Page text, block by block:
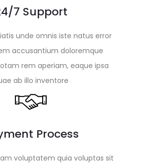
7 Support
unde omnis iste natus error
accusantium doloremque
rem aperiam, eaque ipsa
ab illo inventore
Process
voluptatem quia voluptas sit